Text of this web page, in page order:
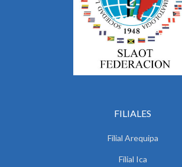
FILIALES
Filial Arequipa
Filial Ica